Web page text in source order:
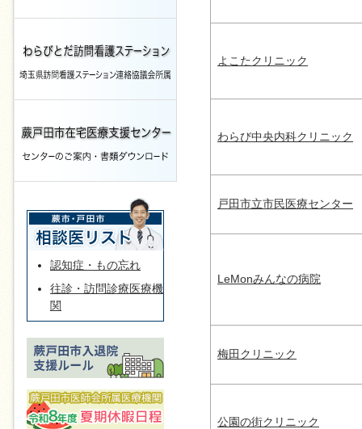
よこたクリニック
わらび中央内科クリニック
戸田市立市民医療センター
LeMonみんなの病院
梅田クリニック
公園の街クリニック
認知症・もの忘れ
往診・訪問診療医療機
関